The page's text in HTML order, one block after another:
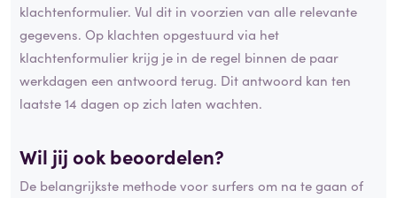
klachtenformulier. Vul dit in voorzien van alle relevante
gegevens. Op klachten opgestuurd via het
klachtenformulier krijg je in de regel binnen de paar
werkdagen een antwoord terug. Dit antwoord kan ten
laatste 14 dagen op zich laten wachten.
Wil jij ook beoordelen?
De belangrijkste methode voor surfers om na te gaan of